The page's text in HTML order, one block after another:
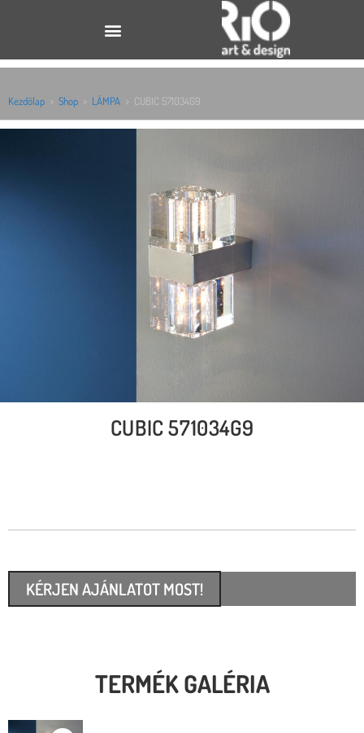
Kezdőlap > Shop > LÁMPA > CUBIC 571034G9
CUBIC 571034G9
KÉRJEN AJÁNLATOT MOST!
TERMÉK GALÉRIA